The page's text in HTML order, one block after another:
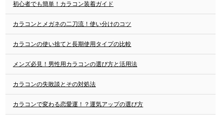
初心者でも簡単！カラコン装着ガイド
カラコンとメガネの二刀流！使い分けのコツ
カラコンの使い捨てと長期使用タイプの比較
メンズ必見！男性用カラコンの選び方と活用法
カラコンの失敗談とその対処法
カラコンで変わる恋愛運！？運気アップの選び方